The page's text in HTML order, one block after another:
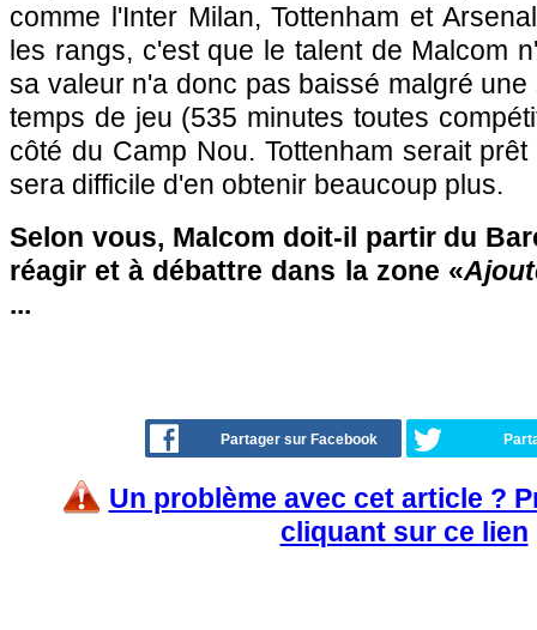
comme l'Inter Milan, Tottenham et
les rangs, c'est que le talent de Malcom
sa valeur n'a donc pas baissé malgré
temps de jeu (535 minutes toutes
côté du Camp Nou. Tottenham serait
sera difficile d'en obtenir beaucoup plus.
Selon vous, Malcom doit-il partir du
réagir et à débattre dans la zone «
...
Partager sur Facebook
Un problème avec cet article ?
cliquant sur ce lien